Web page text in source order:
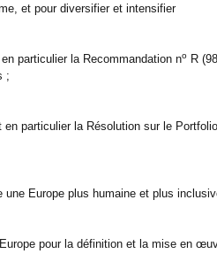
et pour diversifier et intensifier
particulier la Recommandation no R
;
particulier la Résolution sur le Portfolio
Europe plus humaine et plus
pour la définition et la mise en